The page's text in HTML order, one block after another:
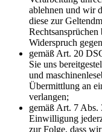
ablehnen und wir
diese zur
Widerspruch
gemäß Art. 20
Sie uns
und
Übermittlung an
verlangen;
gemäß Art. 7
Einwilligung
zur Folge, dass